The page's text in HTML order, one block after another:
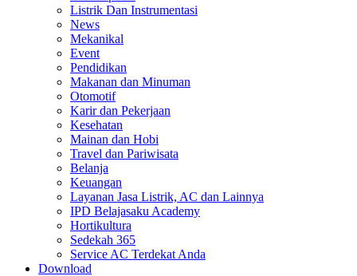
Listrik Dan Instrumentasi
News
Mekanikal
Event
Pendidikan
Makanan dan Minuman
Otomotif
Karir dan Pekerjaan
Kesehatan
Mainan dan Hobi
Travel dan Pariwisata
Belanja
Keuangan
Layanan Jasa Listrik, AC dan Lainnya
IPD Belajasaku Academy
Hortikultura
Sedekah 365
Service AC Terdekat Anda
Download